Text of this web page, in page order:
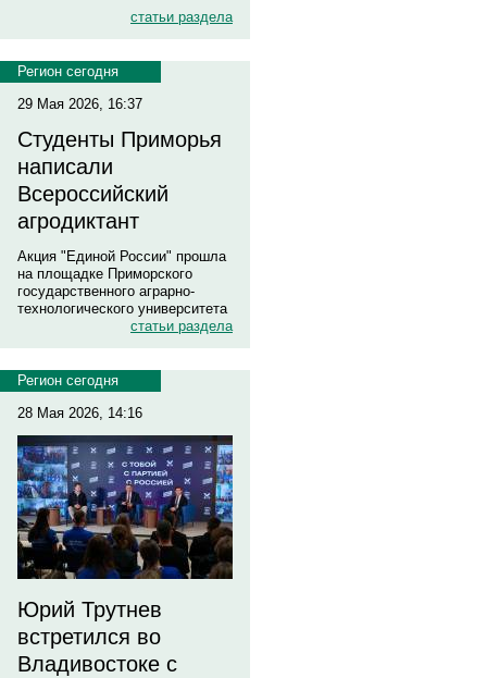
статьи раздела
Регион сегодня
29 Мая 2026, 16:37
Студенты Приморья
написали
Всероссийский
агродиктант
Акция "Единой России" прошла
на площадке Приморского
государственного аграрно-
технологического университета
статьи раздела
Регион сегодня
28 Мая 2026, 14:16
Юрий Трутнев
встретился во
Владивостоке с